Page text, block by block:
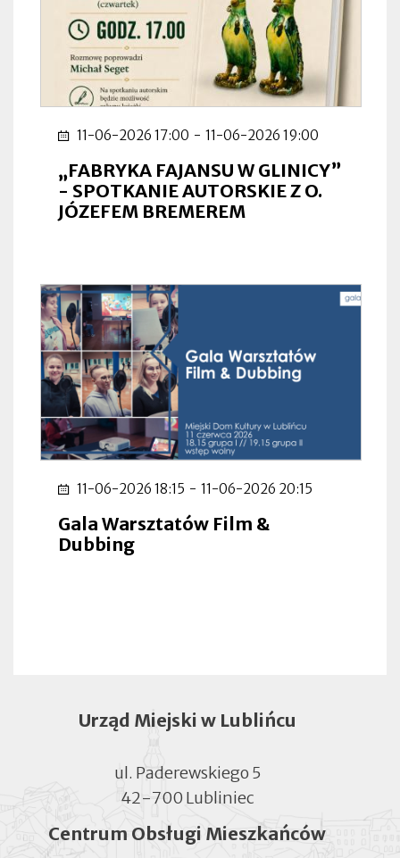
11-06-2026 17:00 - 11-06-2026 19:00
„FABRYKA FAJANSU W GLINICY”
- SPOTKANIE AUTORSKIE Z O.
JÓZEFEM BREMEREM
11-06-2026 18:15 - 11-06-2026 20:15
Gala Warsztatów Film &
Dubbing
Urząd Miejski w Lublińcu
ul. Paderewskiego 5
42-700 Lubliniec
Centrum Obsługi Mieszkańców